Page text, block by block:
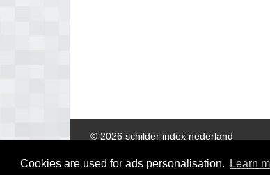
Cookies are used for ads personalisation. Learn
© 2026 schilder index nederland